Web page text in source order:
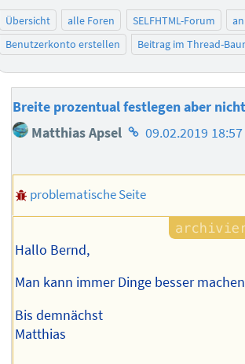
Übersicht alle Foren SELFHTML-Forum
Benutzerkonto erstellen
Beitrag im Thread-
Breite prozentual festlegen aber
Matthias Apsel Homepage
Autors
09.02.2019 18:57
problematische Seite
Hallo Bernd,
Man kann immer Dinge besser
Bis demnächst
Matthias